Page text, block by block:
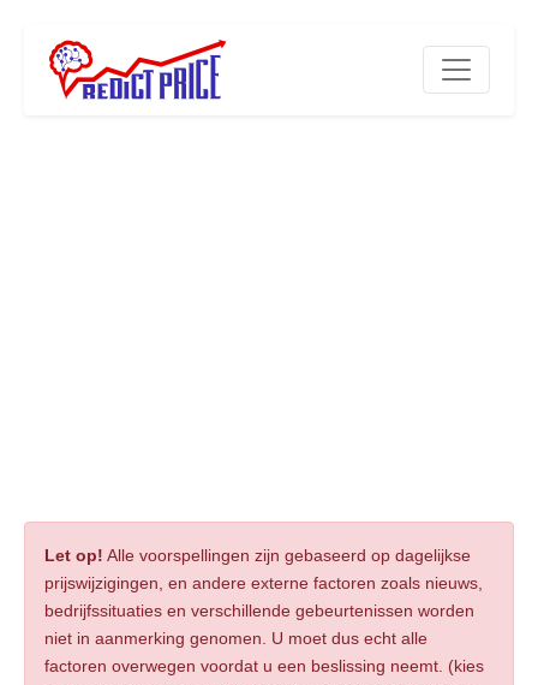
Let op! Alle voorspellingen zijn gebaseerd op dagelijkse
prijswijzigingen, en andere externe factoren zoals nieuws,
bedrijfssituaties en verschillende gebeurtenissen worden
niet in aanmerking genomen. U moet dus echt alle
factoren overwegen voordat u een beslissing neemt. (kies